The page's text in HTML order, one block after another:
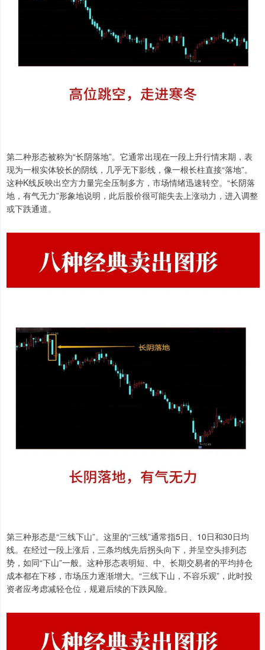
第二种形态被称为“长阴落地”。它通常出现在一段上升行情末期，表
现为一根实体较长的阴线，几乎无下影线，像一根长柱直接“落地”。
这种K线反映出空方力量完全压制多方，市场情绪迅速转空。“长阴落
地，有气无力”形象地说明，此后股价很可能失去上涨动力，进入调整
或下跌通道。
第三种形态是“三线下山”。这里的“三线”通常指5日、10日和30日均
线。在经过一段上涨后，三条均线先后拐头向下，并呈空头排列态
势，如同“下山”一般。这种形态表明短、中、长期交易者的平均持仓
成本都在下移，市场压力逐渐增大。“三线下山，不容乐观”，此时投
资者应考虑减轻仓位，规避后续的下跌风险。